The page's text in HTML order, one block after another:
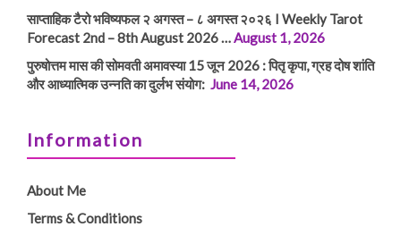
साप्ताहिक टैरो भविष्यफल २ अगस्त – ८ अगस्त २०२६ I Weekly Tarot
Forecast 2nd – 8th August 2026 …August 1, 2026
पुरुषोत्तम मास की सोमवती अमावस्या 15 जून 2026 : पितृ कृपा, ग्रह दोष शांति
और आध्यात्मिक उन्नति का दुर्लभ संयोग: June 14, 2026
Information
About Me
Terms & Conditions